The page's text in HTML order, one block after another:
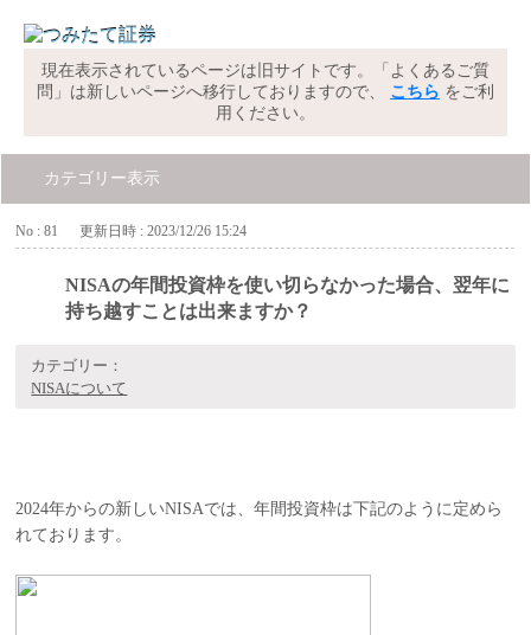
現在表示されているページは旧サイトです。「よくあるご質
問」は新しいページへ移行しておりますので、 こちら をご利
用ください。
カテゴリー表示
No : 81 更新日時 : 2023/12/26 15:24
NISAの年間投資枠を使い切らなかった場合、翌年に
持ち越すことは出来ますか？
カテゴリー：
NISAについて
2024年からの新しいNISAでは、年間投資枠は下記のように定めら
れております。